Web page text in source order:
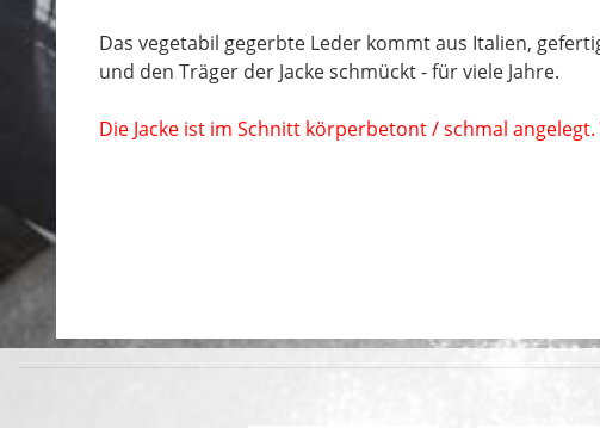
Das vegetabil gegerbte Leder kommt aus Italien,
und den Träger der Jacke schmückt - für viele Jahre.
Die Jacke ist im Schnitt körperbetont / schmal